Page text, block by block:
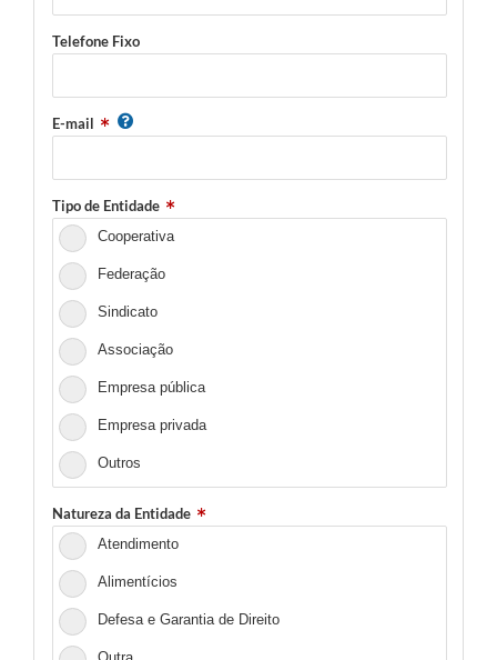
Telefone Fixo
E-mail
Tipo de Entidade
Cooperativa
Federação
Sindicato
Associação
Empresa pública
Empresa privada
Outros
Natureza da Entidade
Atendimento
Alimentícios
Defesa e Garantia de Direito